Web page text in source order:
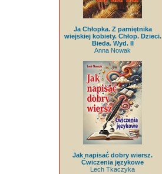
Ja Chłopka. Z pamiętnika
wiejskiej kobiety. Chłop. Dzieci.
Bieda. Wyd. II
Anna Nowak
Jak napisać dobry wiersz.
Ćwiczenia językowe
Lech Tkaczyka